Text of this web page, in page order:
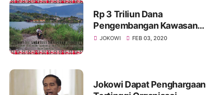
Rp 3 Triliun Dana
Pengembangan Kawasan
Danau Toba Siasia
JOKOWI FEB 03, 2020
Jokowi Dapat Penghargaan